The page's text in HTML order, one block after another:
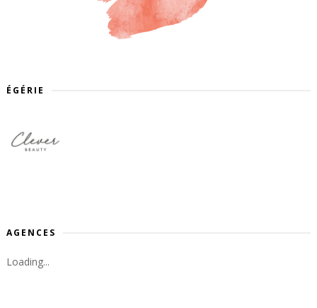
ÉGÉRIE
AGENCES
Loading...